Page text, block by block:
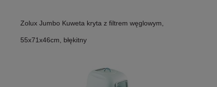
Zolux Jumbo Kuweta kryta z filtrem węglowym,
55x71x46cm, błękitny